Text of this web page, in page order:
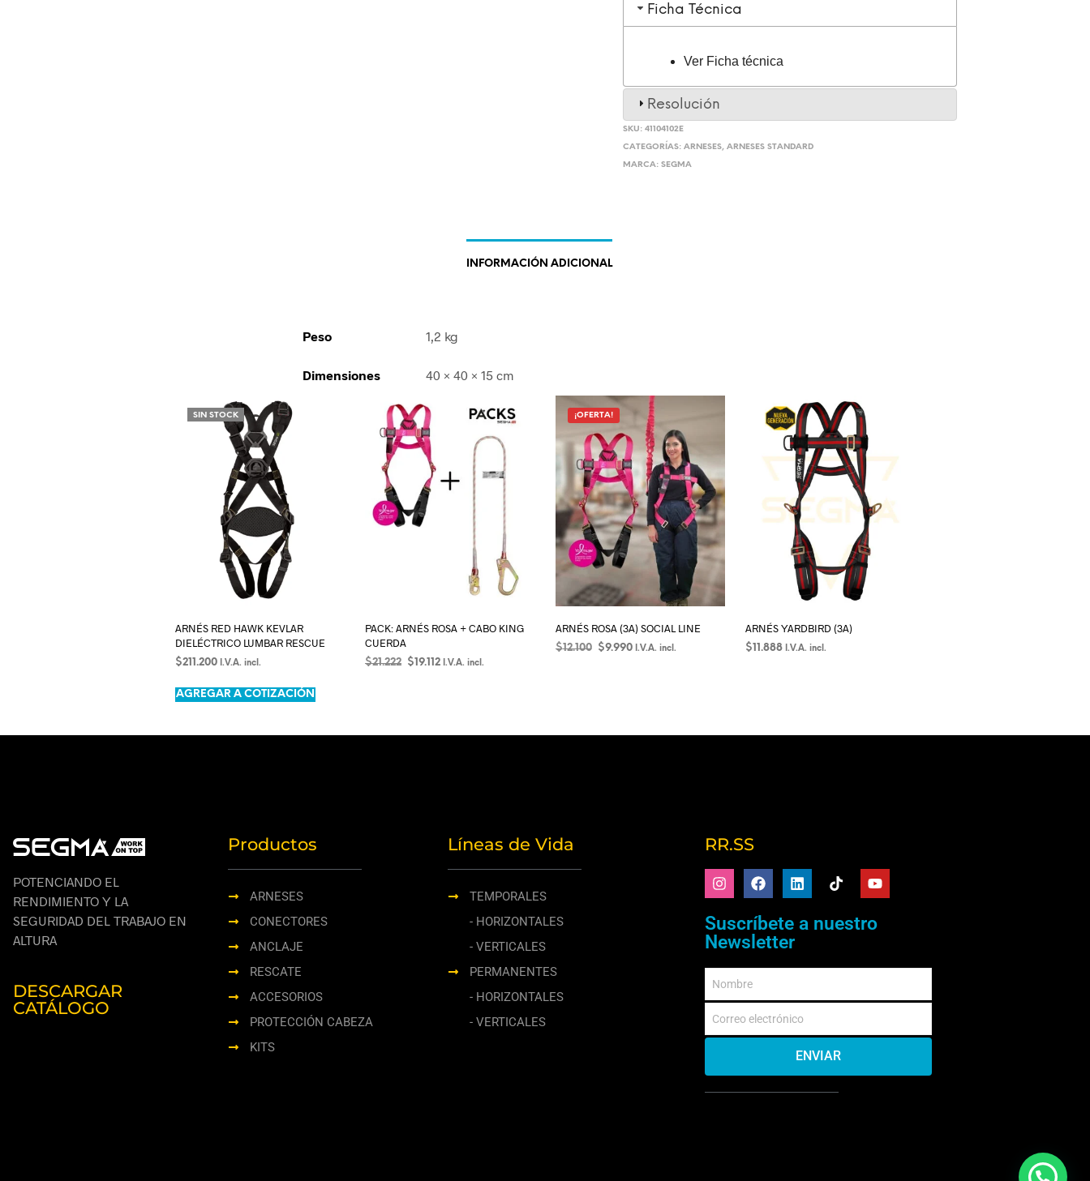
Ficha Técnica
Ver Ficha técnica
Resolución
SKU:41104102E
CATEGORÍAS:ARNESES,ARNESES STANDARD
MARCA:SEGMA
INFORMACIÓN ADICIONAL
Peso 1,2 kg
Dimensiones 40 × 40 × 15 cm
SIN STOCK
ARNÉS RED HAWK KEVLAR
DIELÉCTRICO LUMBAR RESCUE
$211.200 I.V.A. incl.
AGREGAR A COTIZACIÓN
PACK: ARNÉS ROSA + CABO KING
CUERDA
$21.222 $19.112 I.V.A. incl.
¡OFERTA!
ARNÉS ROSA (3A) SOCIAL LINE
$12.100 $9.990 I.V.A. incl.
ARNÉS YARDBIRD (3A)
$11.888 I.V.A. incl.
POTENCIANDO EL
RENDIMIENTO Y LA
SEGURIDAD DEL TRABAJO EN
ALTURA
DESCARGAR
CATÁLOGO
Productos
ARNESES
CONECTORES
ANCLAJE
RESCATE
ACCESORIOS
PROTECCIÓN CABEZA
KITS
Líneas de Vida
TEMPORALES
- HORIZONTALES
- VERTICALES
PERMANENTES
- HORIZONTALES
- VERTICALES
RR.SS
Suscríbete a nuestro
Newsletter
ENVIAR